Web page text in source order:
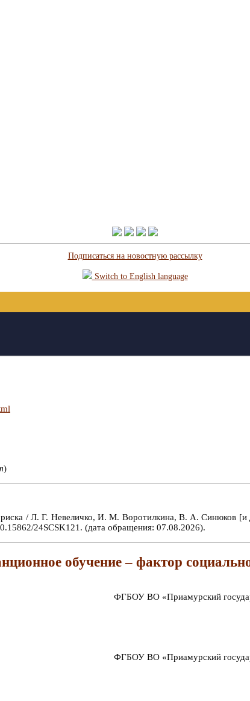
Подписаться на новостную рассылку
Switch to English language
)
риска / Л. Г. Невеличко, И. М. Воротилкина, В. А. Синюков
24SCSK121. (дата обращения: 07.08.2026).
обучение – фактор
ФГБОУ ВО «Приамурский
ФГБОУ ВО «Приамурский